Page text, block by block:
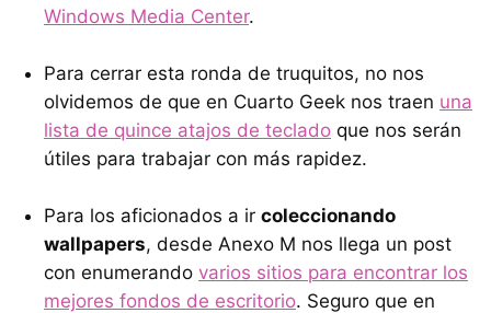
Windows Media Center.
Para cerrar esta ronda de truquitos, no nos
olvidemos de que en Cuarto Geek nos traen una
lista de quince atajos de teclado que nos serán
útiles para trabajar con más rapidez.
Para los aficionados a ir coleccionando
wallpapers, desde Anexo M nos llega un post
con enumerando varios sitios para encontrar los
mejores fondos de escritorio. Seguro que en